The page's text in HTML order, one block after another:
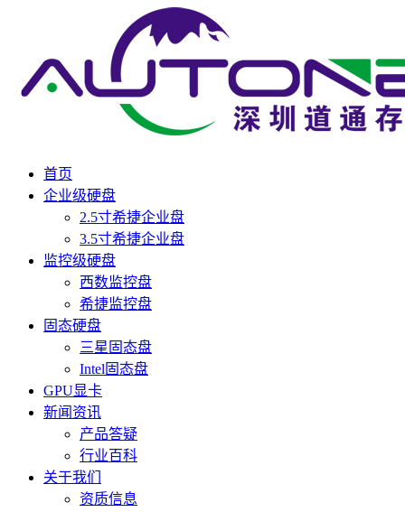
首页
企业级硬盘
2.5寸希捷企业盘
3.5寸希捷企业盘
监控级硬盘
西数监控盘
希捷监控盘
固态硬盘
三星固态盘
Intel固态盘
GPU显卡
新闻资讯
产品答疑
行业百科
关于我们
资质信息